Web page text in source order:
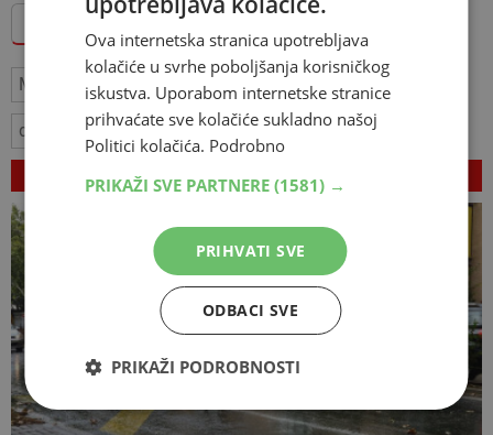
Dodajte Hercegovina.info među omiljene izvore
Mostar policija prometna nesreća ozljede
donja mahala prevrtanje auta
VEZANI ČLANCI
Ova internetska stranica upotrebljava
kolačiće u svrhe poboljšanja korisničkog
iskustva. Uporabom internetske stranice
prihvaćate sve kolačiće sukladno našoj
Politici kolačića. Podrobno
PRIKAŽI SVE PARTNERE (1581) →
PRIHVATI SVE
ODBACI SVE
PRIKAŽI PODROBNOSTI